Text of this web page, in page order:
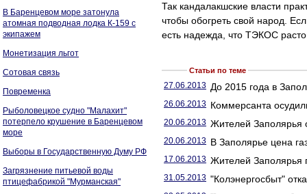
В Баренцевом море затонула
атомная подводная лодка К-159 с
экипажем
Монетизация льгот
Сотовая связь
Повременка
Рыболовецкое судно "Малахит"
потерпело крушение в Баренцевом
море
Выборы в Государственную Думу РФ
Загрязнение питьевой воды
птицефабрикой "Мурманская"
Так кандалакшские власти
чтобы обогреть свой народ.
есть надежда, что ТЭКОС
Статьи по теме
27.06.2013 До 2015 года в
26.06.2013 Коммерсанта
20.06.2013 Жителей Заполярья
20.06.2013 В Заполярье цена
17.06.2013 Жителей Заполярья
31.05.2013 "Колэнергосбыт"